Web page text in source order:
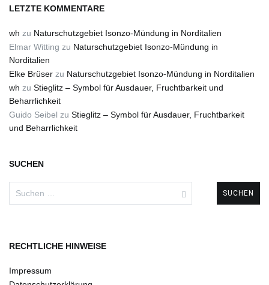
LETZTE KOMMENTARE
wh zu Naturschutzgebiet Isonzo-Mündung in Norditalien
Elmar Witting zu Naturschutzgebiet Isonzo-Mündung in
Norditalien
Elke Brüser zu Naturschutzgebiet Isonzo-Mündung in Norditalien
wh zu Stieglitz – Symbol für Ausdauer, Fruchtbarkeit und
Beharrlichkeit
Guido Seibel zu Stieglitz – Symbol für Ausdauer, Fruchtbarkeit
und Beharrlichkeit
SUCHEN
RECHTLICHE HINWEISE
Impressum